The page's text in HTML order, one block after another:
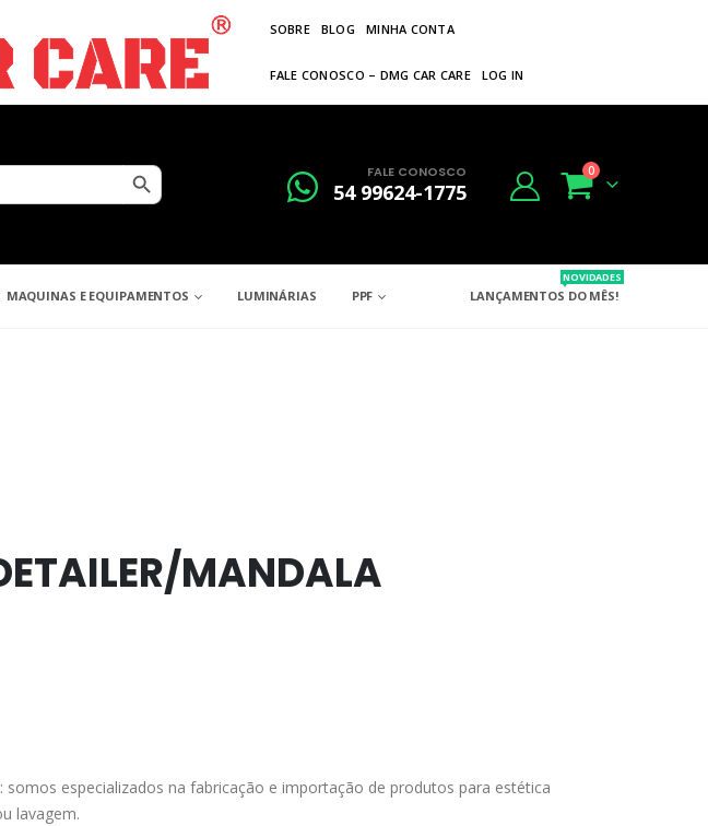
SOBRE BLOG MINHA CONTA
FALE CONOSCO – DMG CAR CARE LOG IN
Search Button FALE CONOSCO
54 99624-1775
0
MAQUINAS E EQUIPAMENTOS LUMINÁRIAS PPF LANÇAMENTOS DO MÊS!
NOVIDADES
MANDALA
especializados na fabricação e importação de produtos para estética
lavagem.